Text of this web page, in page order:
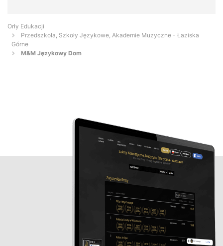
Orły Edukacji
Przedszkola, Szkoły Językowe, Akademie Muzyczne - Łaziska
Górne
M&M Językowy Dom